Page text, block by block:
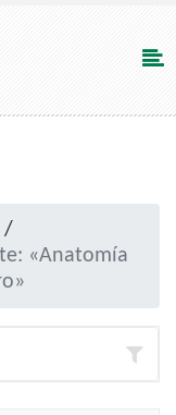
/
«Anatomía